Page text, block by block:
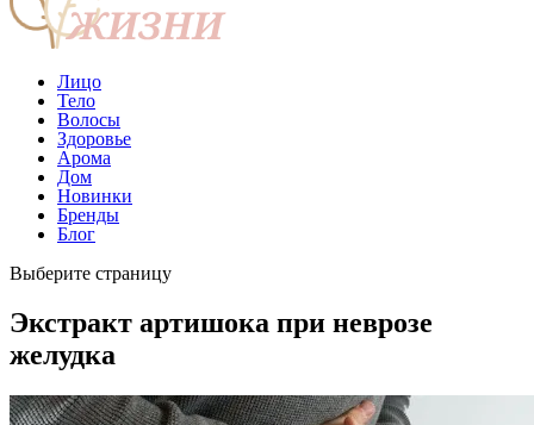
Лицо
Тело
Волосы
Здоровье
Арома
Дом
Новинки
Бренды
Блог
Выберите страницу
Экстракт артишока при неврозе
желудка